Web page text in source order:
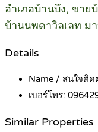
อำเภอบ้านบึง, ขา
บ้านนพดาวิลเลท ม
Details
Name / สนใจติ
เบอร์โทร:
Similar Properties